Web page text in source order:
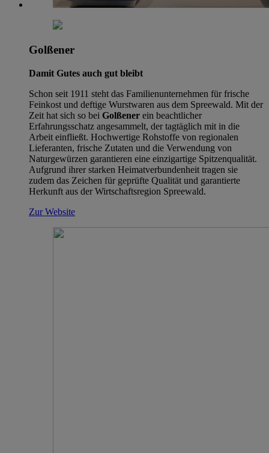
Golßener
Damit Gutes auch gut bleibt
Schon seit 1911 steht das Familienunternehmen für frische
Feinkost und deftige Wurstwaren aus dem Spreewald. Mit der
Zeit hat sich so bei Golßener ein beachtlicher
Erfahrungsschatz angesammelt, der tagtäglich mit in die
Arbeit einfließt. Hochwertige Rohstoffe von regionalen
Lieferanten, frische Zutaten und die Verwendung von
Naturgewürzen garantieren eine einzigartige Spitzenqualität.
Aufgrund ihrer starken Heimatverbundenheit tragen sie
zudem das Zeichen für geprüfte Qualität und garantierte
Herkunft aus der Wirtschaftsregion Spreewald.
Zur Website